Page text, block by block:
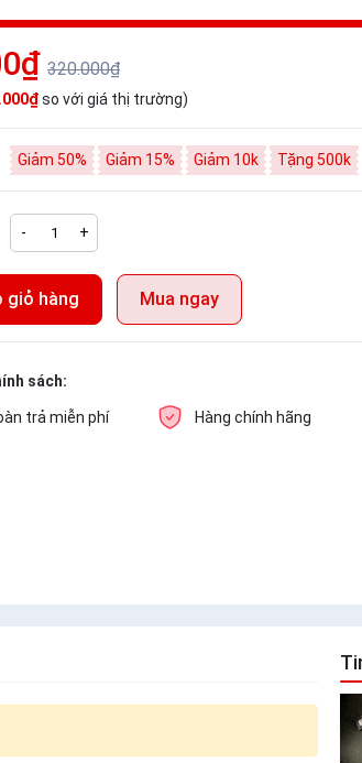
320.000₫
so với giá thị trường)
Giảm 50% Giảm 15% Giảm 10k Tặng 500k
- +
giỏ hàng Mua ngay
sách:
trả miễn phí Hàng chính hãng